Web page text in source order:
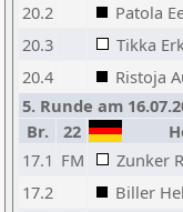
20.2
Patola
20.3
Tikka
20.4
Ristoja
5. Runde am
Br.
22
17.1 FM Zunker
17.2
Biller